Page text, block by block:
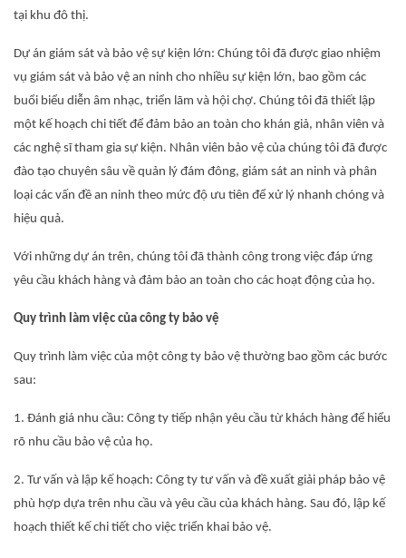
tại khu đô thị.
Dự án giám sát và bảo vệ sự kiện lớn: Chúng tôi đã được giao nhiệm
vụ giám sát và bảo vệ an ninh cho nhiều sự kiện lớn, bao gồm các
buổi biểu diễn âm nhạc, triển lãm và hội chợ. Chúng tôi đã thiết lập
một kế hoạch chi tiết để đảm bảo an toàn cho khán giả, nhân viên và
các nghệ sĩ tham gia sự kiện. Nhân viên bảo vệ của chúng tôi đã được
đào tạo chuyên sâu về quản lý đám đông, giám sát an ninh và phân
loại các vấn đề an ninh theo mức độ ưu tiên để xử lý nhanh chóng và
hiệu quả.
Với những dự án trên, chúng tôi đã thành công trong việc đáp ứng
yêu cầu khách hàng và đảm bảo an toàn cho các hoạt động của họ.
Quy trình làm việc của công ty bảo vệ
Quy trình làm việc của một công ty bảo vệ thường bao gồm các bước
sau:
1. Đánh giá nhu cầu: Công ty tiếp nhận yêu cầu từ khách hàng để hiểu
rõ nhu cầu bảo vệ của họ.
2. Tư vấn và lập kế hoạch: Công ty tư vấn và đề xuất giải pháp bảo vệ
phù hợp dựa trên nhu cầu và yêu cầu của khách hàng. Sau đó, lập kế
hoạch thiết kế chi tiết cho việc triển khai bảo vệ.